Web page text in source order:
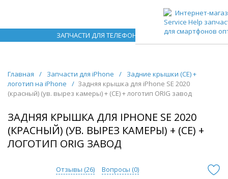
ЗАПЧАСТИ ДЛЯ ТЕЛЕФОНОВ ОПТОМ
Главная / Запчасти для iPhone /
Задние крышки (CE) +
логотип на iPhone
/ Задняя крышка для iPhone SE 2020
(красный) (ув. вырез камеры) + (СЕ) + логотип ORIG завод
ЗАДНЯЯ КРЫШКА ДЛЯ IPHONE SE 2020
(КРАСНЫЙ) (УВ. ВЫРЕЗ КАМЕРЫ) + (СЕ) +
ЛОГОТИП ORIG ЗАВОД
Отзывы (26) Вопросы (0)